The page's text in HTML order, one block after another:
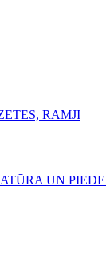
RĀMJI
UN